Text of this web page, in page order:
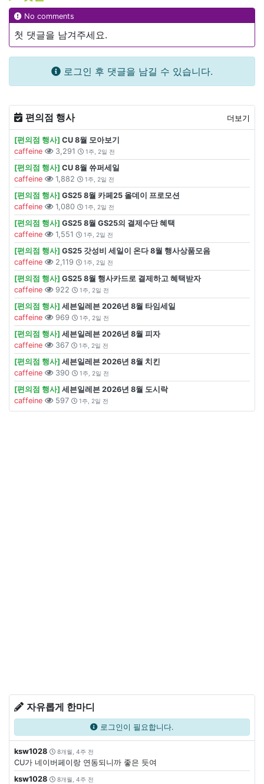
No comments
첫 댓글을 남겨주세요.
로그인 후 댓글을 남길 수 있습니다.
편의점 행사 더보기
[편의점 행사] CU 8월 모아보기
caffeine
3,291 1주, 2일 전
[편의점 행사] CU 8월 쓔퍼세일
caffeine
1,882 1주, 2일 전
[편의점 행사] GS25 8월 카페25 올데이 프로모션
caffeine
1,080 1주, 2일 전
[편의점 행사] GS25 8월 GS25의 결제수단 혜택
caffeine
1,551 1주, 2일 전
[편의점 행사] GS25 갓성비 세일이 온다 8월 행사상품모음
caffeine
2,119 1주, 2일 전
[편의점 행사] GS25 8월 행사카드로 결제하고 혜택받자
caffeine
922 1주, 2일 전
[편의점 행사] 세븐일레븐 2026년 8월 타임세일
caffeine
969 1주, 2일 전
[편의점 행사] 세븐일레븐 2026년 8월 피자
caffeine
367 1주, 2일 전
[편의점 행사] 세븐일레븐 2026년 8월 치킨
caffeine
390 1주, 2일 전
[편의점 행사] 세븐일레븐 2026년 8월 도시락
caffeine
597 1주, 2일 전
자유롭게 한마디
로그인이 필요합니다.
ksw1028 8개월, 4주 전
CU가 네이버페이랑 연동되니까 좋은 듯여
ksw1028
8개월, 4주 전